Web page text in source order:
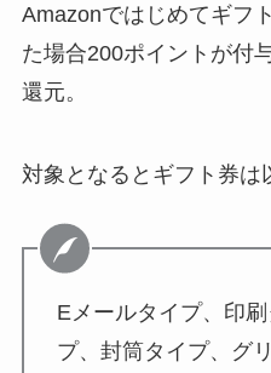
Amazonではじめてギフ
た場合200ポイントが付
還元。
対象となるとギフト券は
Eメールタイプ、印
プ、封筒タイプ、グ